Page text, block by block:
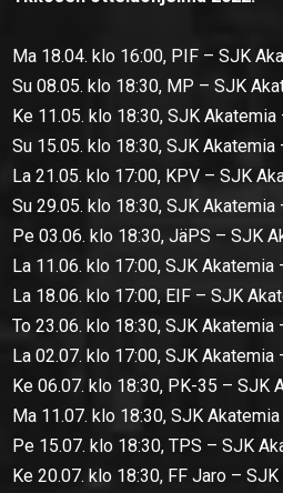
Ma 18.04. klo 16:00, PIF – SJK
Su 08.05. klo 18:30, MP – SJK
Ke 11.05. klo 18:30, SJK
Su 15.05. klo 18:30, SJK Akatemia
La 21.05. klo 17:00, KPV – SJK
Su 29.05. klo 18:30, SJK Akatemia
Pe 03.06. klo 18:30, JäPS – SJK
La 11.06. klo 17:00, SJK Akatemia
La 18.06. klo 17:00, EIF – SJK
To 23.06. klo 18:30, SJK Akatemia
La 02.07. klo 17:00, SJK Akatemia
Ke 06.07. klo 18:30, PK-35 – SJK
Ma 11.07. klo 18:30, SJK
Pe 15.07. klo 18:30, TPS – SJK
Ke 20.07. klo 18:30, FF Jaro –